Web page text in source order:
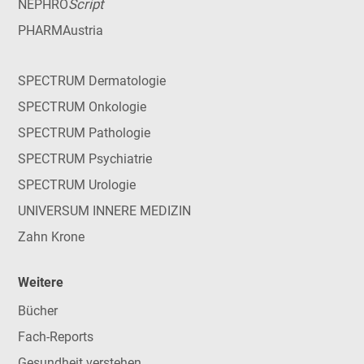
NEPHROScript
PHARMAustria
SPECTRUM Dermatologie
SPECTRUM Onkologie
SPECTRUM Pathologie
SPECTRUM Psychiatrie
SPECTRUM Urologie
UNIVERSUM INNERE MEDIZIN
Zahn Krone
Weitere
Bücher
Fach-Reports